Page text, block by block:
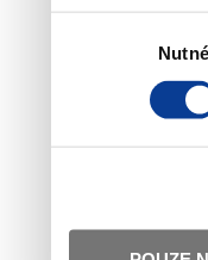
Nutné